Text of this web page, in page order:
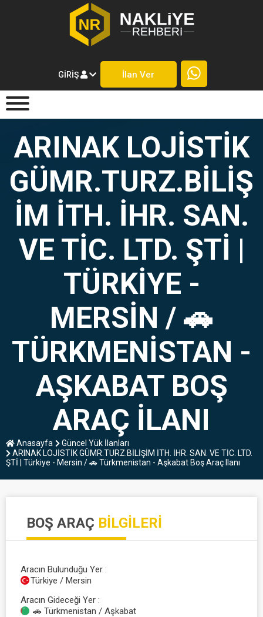
GIRIŞ İlan Ver
ARINAK LOJİSTİK
GÜMR.TURZ.BİLİŞ
İM İTH. İHR. SAN.
VE TİC. LTD. ŞTİ |
TÜRKIYE -
MERSIN / 🚗
TÜRKMENISTAN -
AŞKABAT BOŞ
ARAÇ ILANI
Anasayfa
Güncel Yük İlanları
ARINAK LOJİSTİK GÜMR.TURZ.BİLİŞİM İTH. İHR. SAN. VE TİC. LTD.
ŞTİ | Türkiye - Mersin / 🚗 Türkmenistan - Aşkabat Boş Araç Ilanı
BOŞ ARAÇ BILGILERI
Aracın Bulunduğu Yer
Türkiye / Mersin
Aracın Gideceği Yer
🚗 Türkmenistan / Aşkabat